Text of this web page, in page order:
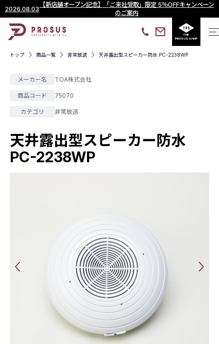
2026.08.03
【新店舗オープン記念】「ご来社受取」限定 5％OFFキャンペーン
のご案内
THE
PROSUS SHOP
トップ 商品一覧 非常放送 天井露出型スピーカー防水 PC-2238WP
メーカー名 TOA株式会社
商品コード 75070
カテゴリ 非常放送
天井露出型スピーカー防水
PC-2238WP